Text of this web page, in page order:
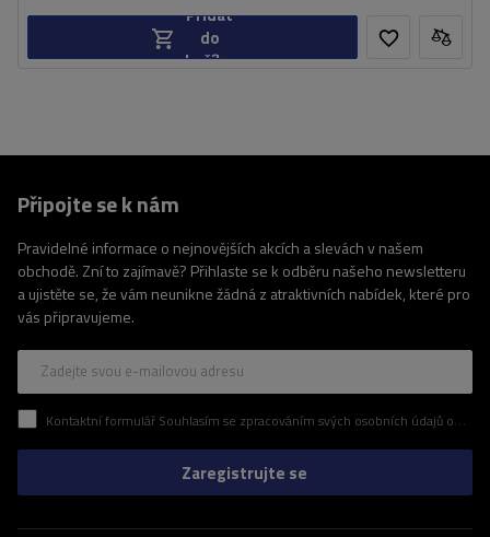
Přidat
do
košíku
Připojte se k nám
Pravidelné informace o nejnovějších akcích a slevách v našem
obchodě. Zní to zajímavě? Přihlaste se k odběru našeho newsletteru
a ujistěte se, že vám neunikne žádná z atraktivních nabídek, které pro
vás připravujeme.
Zadejte svou e-mailovou adresu
Kontaktní formulář Souhlasím se zpracováním svých osobních údajů obsažených v kontaktním formuláři v souladu s nařízením Evropského parlamentu a Rady (EU)
Zaregistrujte se